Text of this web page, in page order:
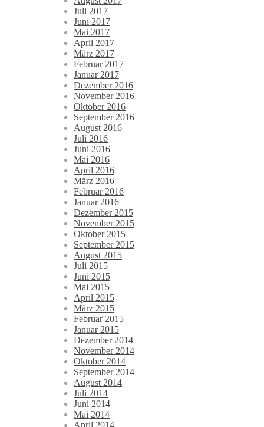
Juli 2017
Juni 2017
Mai 2017
April 2017
März 2017
Februar 2017
Januar 2017
Dezember 2016
November 2016
Oktober 2016
September 2016
August 2016
Juli 2016
Juni 2016
Mai 2016
April 2016
März 2016
Februar 2016
Januar 2016
Dezember 2015
November 2015
Oktober 2015
September 2015
August 2015
Juli 2015
Juni 2015
Mai 2015
April 2015
März 2015
Februar 2015
Januar 2015
Dezember 2014
November 2014
Oktober 2014
September 2014
August 2014
Juli 2014
Juni 2014
Mai 2014
April 2014